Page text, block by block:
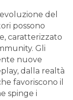
del
possono
caratterizzato
Gli
nuove
dalla realtà
favoriscono il
spinge i